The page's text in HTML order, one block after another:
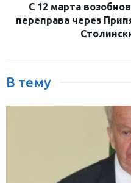
С 12 марта
переправа через
В тему